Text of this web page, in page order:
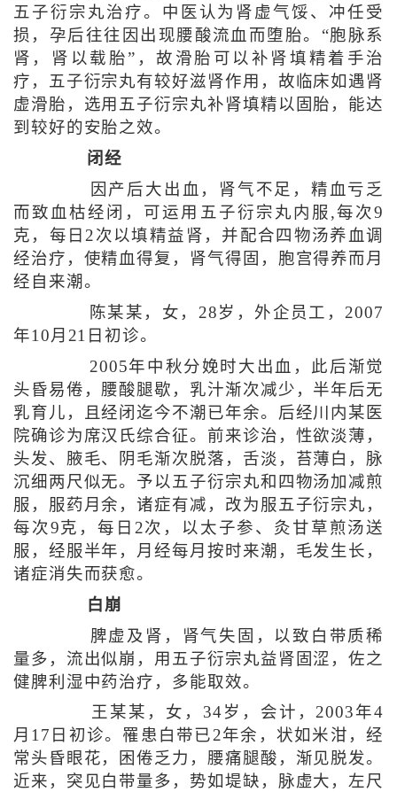
五子衍宗丸治疗。中医认为肾虚气馁、冲任受
损，孕后往往因出现腰酸流血而堕胎。“胞脉系
肾，肾以载胎”，故滑胎可以补肾填精着手治
疗，五子衍宗丸有较好滋肾作用，故临床如遇肾
虚滑胎，选用五子衍宗丸补肾填精以固胎，能达
到较好的安胎之效。
闭经
因产后大出血，肾气不足，精血亏乏
而致血枯经闭，可运用五子衍宗丸内服,每次9
克，每日2次以填精益肾，并配合四物汤养血调
经治疗，使精血得复，肾气得固，胞宫得养而月
经自来潮。
陈某某，女，28岁，外企员工，2007
年10月21日初诊。
2005年中秋分娩时大出血，此后渐觉
头昏易倦，腰酸腿歇，乳汁渐次减少，半年后无
乳育儿，且经闭迄今不潮已年余。后经川内某医
院确诊为席汉氏综合征。前来诊治，性欲淡薄，
头发、腋毛、阴毛渐次脱落，舌淡，苔薄白，脉
沉细两尺似无。予以五子衍宗丸和四物汤加减煎
服，服药月余，诸症有减，改为服五子衍宗丸，
每次9克，每日2次，以太子参、灸甘草煎汤送
服，经服半年，月经每月按时来潮，毛发生长，
诸症消失而获愈。
白崩
脾虚及肾，肾气失固，以致白带质稀
量多，流出似崩，用五子衍宗丸益肾固涩，佐之
健脾利湿中药治疗，多能取效。
王某某，女，34岁，会计，2003年4
月17日初诊。罹患白带已2年余，状如米泔，经
常头昏眼花，困倦乏力，腰痛腿酸，渐见脱发。
近来，突见白带量多，势如堤缺，脉虚大，左尺